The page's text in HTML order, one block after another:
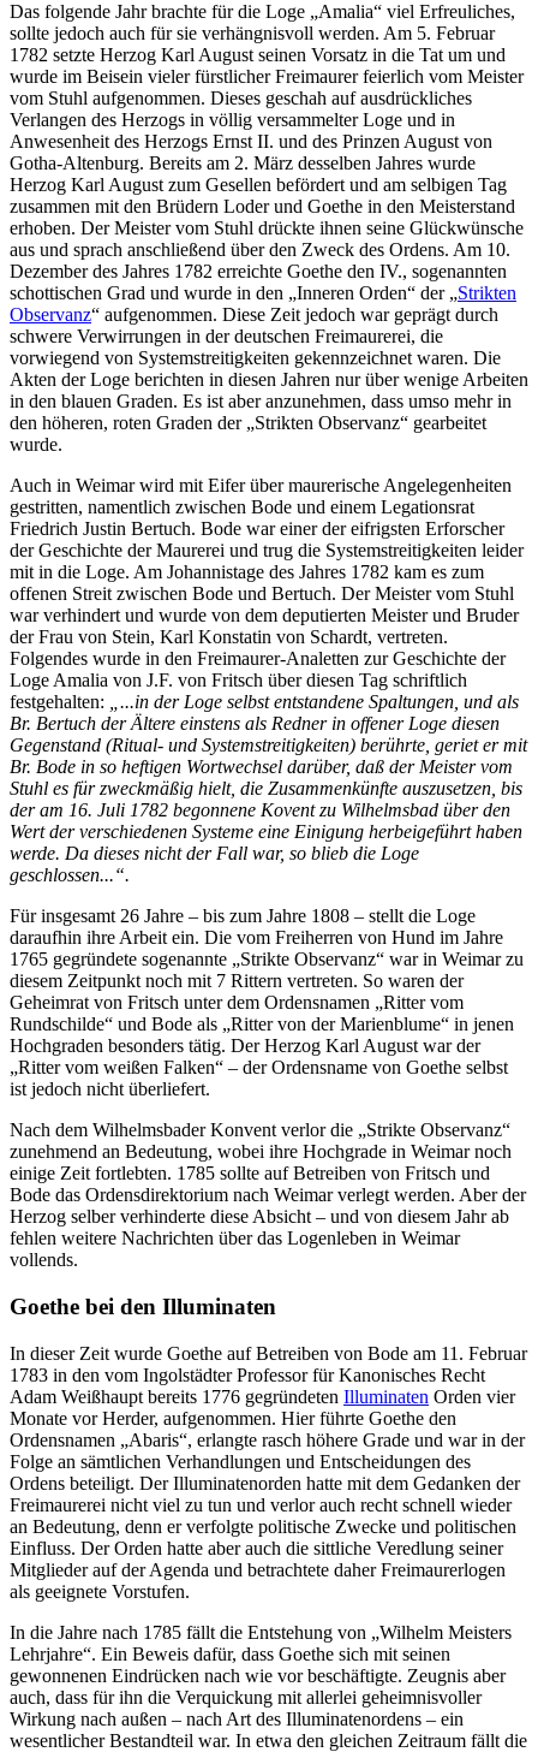
Das folgende Jahr brachte für die Loge „Amalia“ viel Erfreuliches,
sollte jedoch auch für sie verhängnisvoll werden. Am 5. Februar
1782 setzte Herzog Karl August seinen Vorsatz in die Tat um und
wurde im Beisein vieler fürstlicher Freimaurer feierlich vom Meister
vom Stuhl aufgenommen. Dieses geschah auf ausdrückliches
Verlangen des Herzogs in völlig versammelter Loge und in
Anwesenheit des Herzogs Ernst II. und des Prinzen August von
Gotha-Altenburg. Bereits am 2. März desselben Jahres wurde
Herzog Karl August zum Gesellen befördert und am selbigen Tag
zusammen mit den Brüdern Loder und Goethe in den Meisterstand
erhoben. Der Meister vom Stuhl drückte ihnen seine Glückwünsche
aus und sprach anschließend über den Zweck des Ordens. Am 10.
Dezember des Jahres 1782 erreichte Goethe den IV., sogenannten
schottischen Grad und wurde in den „Inneren Orden“ der „Strikten
Observanz“ aufgenommen. Diese Zeit jedoch war geprägt durch
schwere Verwirrungen in der deutschen Freimaurerei, die
vorwiegend von Systemstreitigkeiten gekennzeichnet waren. Die
Akten der Loge berichten in diesen Jahren nur über wenige Arbeiten
in den blauen Graden. Es ist aber anzunehmen, dass umso mehr in
den höheren, roten Graden der „Strikten Observanz“ gearbeitet
wurde.
Auch in Weimar wird mit Eifer über maurerische Angelegenheiten
gestritten, namentlich zwischen Bode und einem Legationsrat
Friedrich Justin Bertuch. Bode war einer der eifrigsten Erforscher
der Geschichte der Maurerei und trug die Systemstreitigkeiten leider
mit in die Loge. Am Johannistage des Jahres 1782 kam es zum
offenen Streit zwischen Bode und Bertuch. Der Meister vom Stuhl
war verhindert und wurde von dem deputierten Meister und Bruder
der Frau von Stein, Karl Konstatin von Schardt, vertreten.
Folgendes wurde in den Freimaurer-Analetten zur Geschichte der
Loge Amalia von J.F. von Fritsch über diesen Tag schriftlich
festgehalten:
„...in der Loge selbst entstandene Spaltungen, und als
Br. Bertuch der Ältere einstens als Redner in offener Loge diesen
Gegenstand (Ritual- und Systemstreitigkeiten) berührte, geriet er mit
Br. Bode in so heftigen Wortwechsel darüber, daß der Meister vom
Stuhl es für zweckmäßig hielt, die Zusammenkünfte auszusetzen, bis
der am 16. Juli 1782 begonnene Kovent zu Wilhelmsbad über den
Wert der verschiedenen Systeme eine Einigung herbeigeführt haben
werde. Da dieses nicht der Fall war, so blieb die Loge
geschlossen...“.
Für insgesamt 26 Jahre – bis zum Jahre 1808 – stellt die Loge
daraufhin ihre Arbeit ein. Die vom Freiherren von Hund im Jahre
1765 gegründete sogenannte „Strikte Observanz“ war in Weimar zu
diesem Zeitpunkt noch mit 7 Rittern vertreten. So waren der
Geheimrat von Fritsch unter dem Ordensnamen „Ritter vom
Rundschilde“ und Bode als „Ritter von der Marienblume“ in jenen
Hochgraden besonders tätig. Der Herzog Karl August war der
„Ritter vom weißen Falken“ – der Ordensname von Goethe selbst
ist jedoch nicht überliefert.
Nach dem Wilhelmsbader Konvent verlor die „Strikte Observanz“
zunehmend an Bedeutung, wobei ihre Hochgrade in Weimar noch
einige Zeit fortlebten. 1785 sollte auf Betreiben von Fritsch und
Bode das Ordensdirektorium nach Weimar verlegt werden. Aber der
Herzog selber verhinderte diese Absicht – und von diesem Jahr ab
fehlen weitere Nachrichten über das Logenleben in Weimar
vollends.
Goethe bei den Illuminaten
In dieser Zeit wurde Goethe auf Betreiben von Bode am 11. Februar
1783 in den vom Ingolstädter Professor für Kanonisches Recht
Adam Weißhaupt bereits 1776 gegründeten Illuminaten Orden vier
Monate vor Herder, aufgenommen. Hier führte Goethe den
Ordensnamen „Abaris“, erlangte rasch höhere Grade und war in der
Folge an sämtlichen Verhandlungen und Entscheidungen des
Ordens beteiligt. Der Illuminatenorden hatte mit dem Gedanken der
Freimaurerei nicht viel zu tun und verlor auch recht schnell wieder
an Bedeutung, denn er verfolgte politische Zwecke und politischen
Einfluss. Der Orden hatte aber auch die sittliche Veredlung seiner
Mitglieder auf der Agenda und betrachtete daher Freimaurerlogen
als geeignete Vorstufen.
In die Jahre nach 1785 fällt die Entstehung von „Wilhelm Meisters
Lehrjahre“. Ein Beweis dafür, dass Goethe sich mit seinen
gewonnenen Eindrücken nach wie vor beschäftigte. Zeugnis aber
auch, dass für ihn die Verquickung mit allerlei geheimnisvoller
Wirkung nach außen – nach Art des Illuminatenordens – ein
wesentlicher Bestandteil war. In etwa den gleichen Zeitraum fällt die